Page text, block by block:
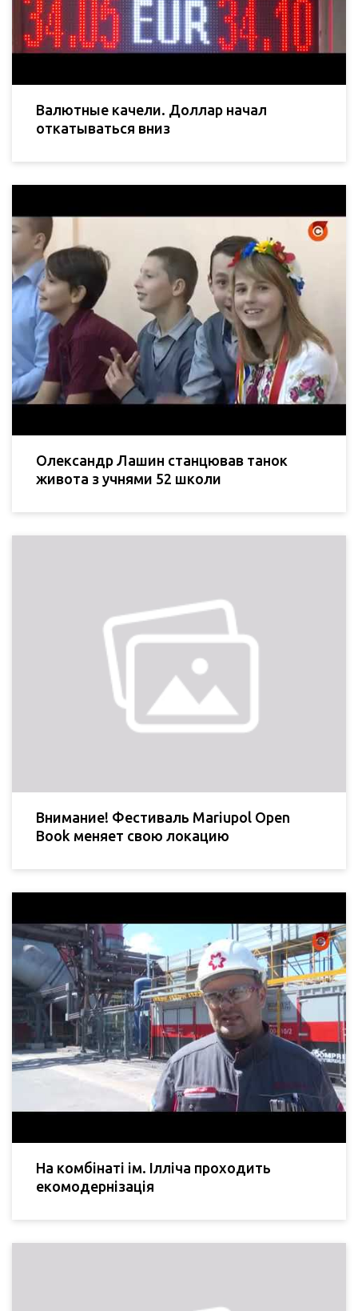
Валютные качели. Доллар начал
откатываться вниз
Олександр Лашин станцював танок
живота з учнями 52 школи
Внимание! Фестиваль Mariupol Open
Book меняет свою локацию
На комбінаті ім. Ілліча проходить
екомодернізація